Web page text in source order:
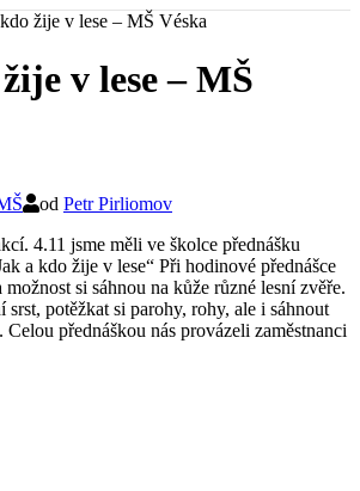
žije v lese – MŠ Véska
v lese – MŠ
od Petr Pirliomov
4.11 jsme měli ve školce přednášku
a kdo žije v lese“ Při hodinové přednášce
si sáhnou na kůže různé lesní zvěře.
potěžkat si parohy, rohy, ale i sáhnout
přednáškou nás provázeli zaměstnanci